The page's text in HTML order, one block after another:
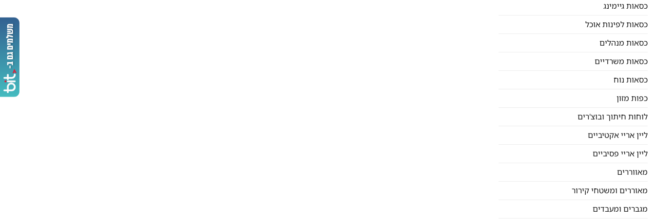
כסאות גיימינג
כסאות לפינות אוכל
כסאות מנהלים
כסאות משרדיים
כסאות נוח
כפות מזון
לוחות חיתוך ובוצ'רים
ליין אריי אקטיביים
ליין אריי פסיביים
מאווררים
מאוררים ומשטחי קירור
מגברים ומעבדים